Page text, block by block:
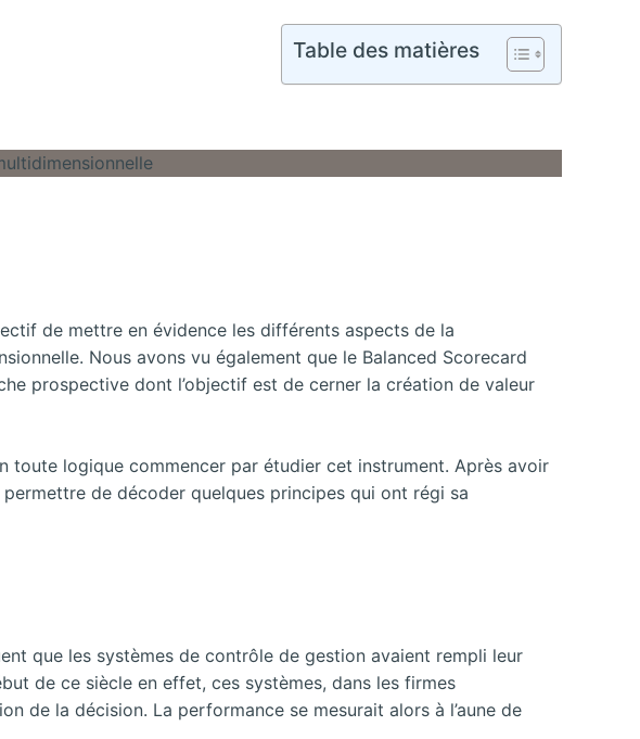
Table des matières
de mettre en évidence les différents aspects de la
Nous avons vu également que le Balanced Scorecard
prospective dont l’objectif est de cerner la création de valeur
toute logique commencer par étudier cet instrument. Après avoir
de décoder quelques principes qui ont régi sa
que les systèmes de contrôle de gestion avaient rempli leur
de ce siècle en effet, ces systèmes, dans les firmes
de la décision. La performance se mesurait alors à l’aune de